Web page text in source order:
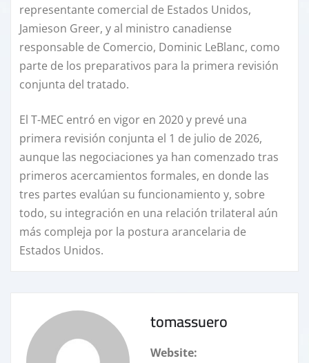
representante comercial de Estados Unidos,
Jamieson Greer, y al ministro canadiense
responsable de Comercio, Dominic LeBlanc, como
parte de los preparativos para la primera revisión
conjunta del tratado.
El T-MEC entró en vigor en 2020 y prevé una
primera revisión conjunta el 1 de julio de 2026,
aunque las negociaciones ya han comenzado tras
primeros acercamientos formales, en donde las
tres partes evalúan su funcionamiento y, sobre
todo, su integración en una relación trilateral aún
más compleja por la postura arancelaria de
Estados Unidos.
tomassuero
Website: